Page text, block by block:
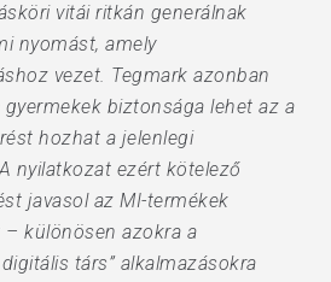
vitái ritkán generálnak
nyomást, amely
vezet. Tegmark azonban
gyermekek biztonsága lehet az a
hozhat a jelenlegi
nyilatkozat ezért kötelező
javasol az MI-termékek
– különösen azokra a
társ” alkalmazásokra